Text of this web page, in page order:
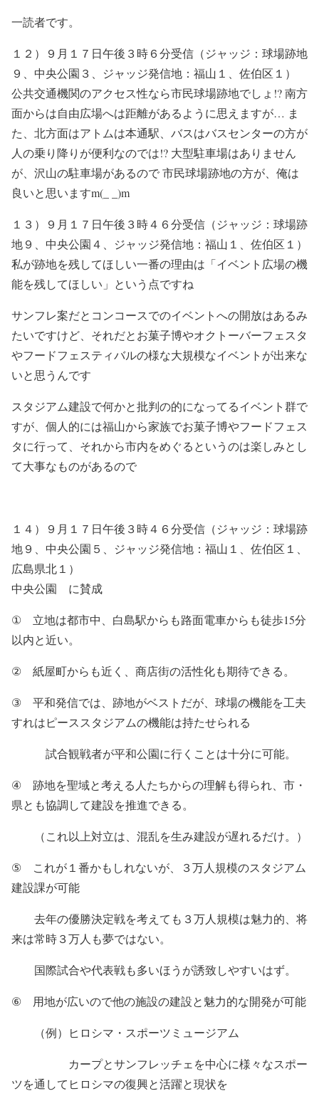
一読者です。
１２）９月１７日午後３時６分受信（ジャッジ：球場跡地
９、中央公園３、ジャッジ発信地：福山１、佐伯区１）
公共交通機関のアクセス性なら市民球場跡地でしょ!? 南方
面からは自由広場へは距離があるように思えますが… ま
た、北方面はアトムは本通駅、バスはバスセンターの方が
人の乗り降りが便利なのでは!? 大型駐車場はありません
が、沢山の駐車場があるので 市民球場跡地の方が、俺は
良いと思いますm(_ _)m
１３）９月１７日午後３時４６分受信（ジャッジ：球場跡
地９、中央公園４、ジャッジ発信地：福山１、佐伯区１）
私が跡地を残してほしい一番の理由は「イベント広場の機
能を残してほしい」という点ですね
サンフレ案だとコンコースでのイベントへの開放はあるみ
たいですけど、それだとお菓子博やオクトーバーフェスタ
やフードフェスティバルの様な大規模なイベントが出来な
いと思うんです
スタジアム建設で何かと批判の的になってるイベント群で
すが、個人的には福山から家族でお菓子博やフードフェス
タに行って、それから市内をめぐるというのは楽しみとし
て大事なものがあるので
１４）９月１７日午後３時４６分受信（ジャッジ：球場跡
地９、中央公園５、ジャッジ発信地：福山１、佐伯区１、
広島県北１）
中央公園 に賛成
① 立地は都市中、白島駅からも路面電車からも徒歩15分
以内と近い。
② 紙屋町からも近く、商店街の活性化も期待できる。
③ 平和発信では、跡地がベストだが、球場の機能を工夫
すれはピーススタジアムの機能は持たせられる
試合観戦者が平和公園に行くことは十分に可能。
④ 跡地を聖域と考える人たちからの理解も得られ、市・
県とも協調して建設を推進できる。
（これ以上対立は、混乱を生み建設が遅れるだけ。）
⑤ これが１番かもしれないが、３万人規模のスタジアム
建設課が可能
去年の優勝決定戦を考えても３万人規模は魅力的、将
来は常時３万人も夢ではない。
国際試合や代表戦も多いほうが誘致しやすいはず。
⑥ 用地が広いので他の施設の建設と魅力的な開発が可能
（例）ヒロシマ・スポーツミュージアム
カープとサンフレッチェを中心に様々なスポー
ツを通してヒロシマの復興と活躍と現状を